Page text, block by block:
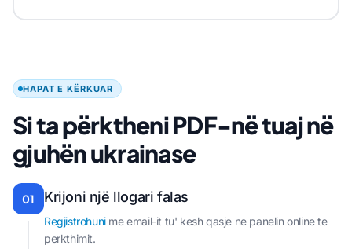
HAPAT E KËRKUAR
Si ta përktheni PDF-në tuaj në
gjuhën ukrainase
01 Krijoni një llogari falas
Regjistrohunime email-it tu' kesh qasje ne panelin online te
perkthimit.